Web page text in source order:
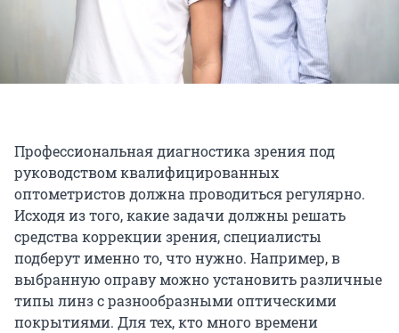
Профессиональная диагностика зрения под
руководством квалифицированных
оптометристов должна проводиться регулярно.
Исходя из того, какие задачи должны решать
средства коррекции зрения, специалисты
подберут именно то, что нужно. Например, в
выбранную оправу можно установить различные
типы линз с разнообразными оптическими
покрытиями. Для тех, кто много времени